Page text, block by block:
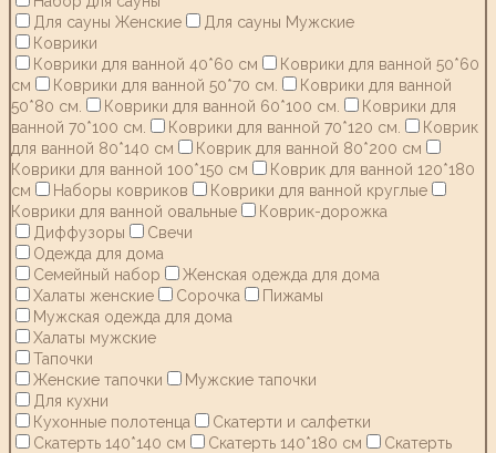
Для сауны Женские
Для сауны Мужские
Коврики
Коврики для ванной 40*60 см
Коврики для ванной 50*60
см
Коврики для ванной 50*70 см.
Коврики для ванной
50*80 см.
Коврики для ванной 60*100 см.
Коврики для
ванной 70*100 см.
Коврики для ванной 70*120 см.
Коврик
для ванной 80*140 см
Коврик для ванной 80*200 см
Коврики для ванной 100*150 см
Коврик для ванной 120*180
см
Наборы ковриков
Коврики для ванной круглые
Коврики для ванной овальные
Коврик-дорожка
Диффузоры
Свечи
Одежда для дома
Семейный набор
Женская одежда для дома
Халаты женские
Сорочка
Пижамы
Мужская одежда для дома
Халаты мужские
Тапочки
Женские тапочки
Мужские тапочки
Для кухни
Кухонные полотенца
Скатерти и салфетки
Скатерть 140*140 см
Скатерть 140*180 см
Скатерть